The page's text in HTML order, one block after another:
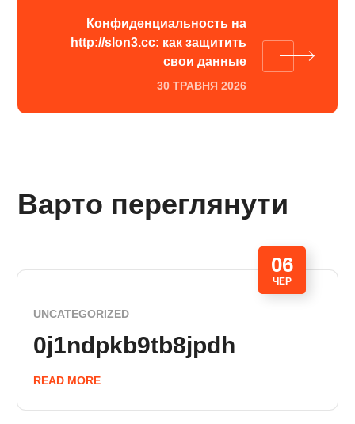
Конфиденциальность на
http://slon3.cc: как защитить
свои данные
30 ТРАВНЯ 2026
Варто переглянути
06
ЧЕР
UNCATEGORIZED
0j1ndpkb9tb8jpdh
READ MORE